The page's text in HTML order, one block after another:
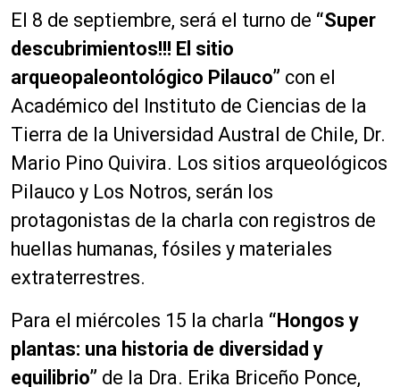
El 8 de septiembre, será el turno de “Super
descubrimientos!!! El sitio
arqueopaleontológico Pilauco” con el
Académico del Instituto de Ciencias de la
Tierra de la Universidad Austral de Chile, Dr.
Mario Pino Quivira. Los sitios arqueológicos
Pilauco y Los Notros, serán los
protagonistas de la charla con registros de
huellas humanas, fósiles y materiales
extraterrestres.
Para el miércoles 15 la charla “Hongos y
plantas: una historia de diversidad y
equilibrio” de la Dra. Erika Briceño Ponce,